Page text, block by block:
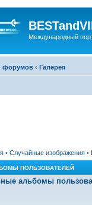
Международный
форумов ‹ Галерея
• Случайные изображения •
ПОЛЬЗОВАТЕЛЕЙ
альбомы